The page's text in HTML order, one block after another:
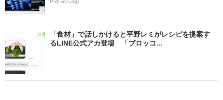
PR(Fav-Log)
「食材」で話しかけると平野レミがレシピを提案す
るLINE公式アカ登場 「ブロッコ...